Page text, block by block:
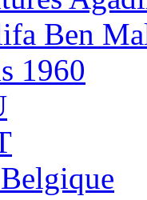
Ben
1960